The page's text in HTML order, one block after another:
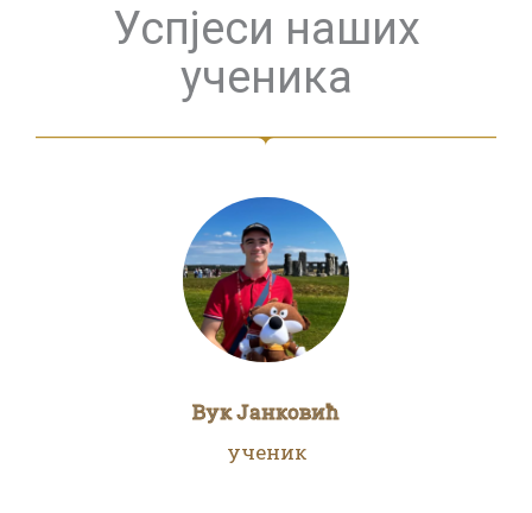
Успјеси наших
ученика
Вук Јанковић
ученик